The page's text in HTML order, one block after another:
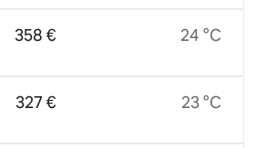
358 €
327 €
24 °C
23 °C